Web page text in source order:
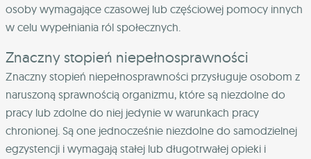
osoby wymagające czasowej lub częściowej pomocy innych
w celu wypełniania ról społecznych.
Znaczny stopień niepełnosprawności
Znaczny stopień niepełnosprawności przysługuje osobom z
naruszoną sprawnością organizmu, które są niezdolne do
pracy lub zdolne do niej jedynie w warunkach pracy
chronionej. Są one jednocześnie niezdolne do samodzielnej
egzystencji i wymagają stałej lub długotrwałej opieki i